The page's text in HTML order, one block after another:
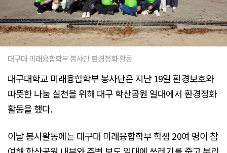
대구대 미래융합학부 봉사단 환경정화 활동
대구대학교 미래융합학부 봉사단은 지난 19일 환경보호와
따뜻한 나눔 실천을 위해 대구 학산공원 일대에서 환경정화
활동을 했다.
이날 봉사활동에는 대구대 미래융합학부 학생 20여 명이 참